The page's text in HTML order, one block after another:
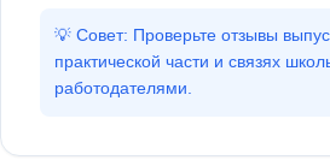
💡 Совет: Проверьте отзывы
практической части и связях
работодателями.